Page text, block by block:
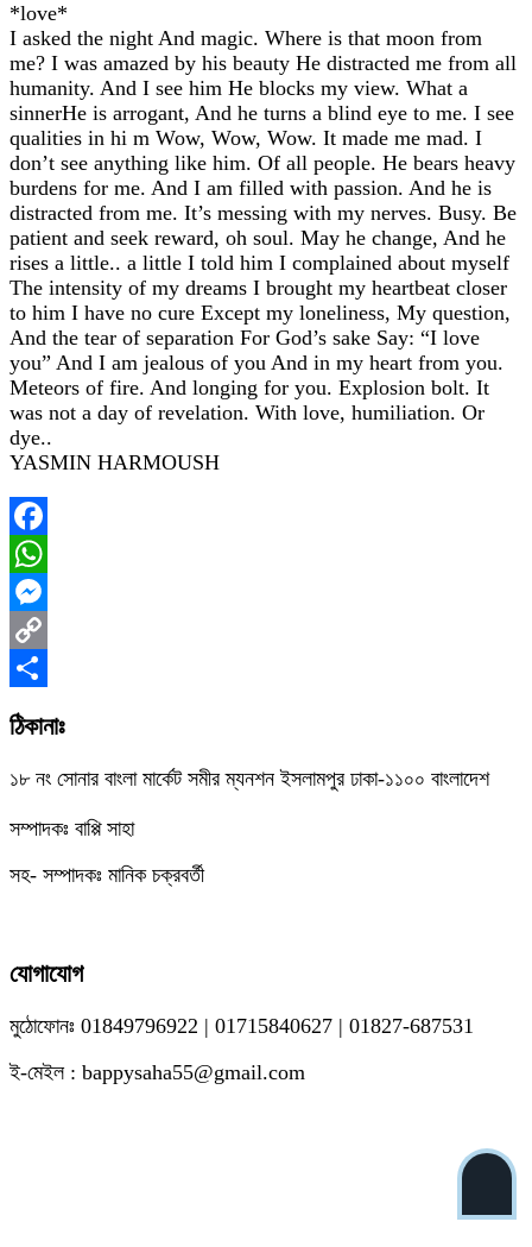
*love*
I asked the night And magic. Where is that moon from
me? I was amazed by his beauty He distracted me from all
humanity. And I see him He blocks my view. What a
sinnerHe is arrogant, And he turns a blind eye to me. I see
qualities in hi m Wow, Wow, Wow. It made me mad. I
don’t see anything like him. Of all people. He bears heavy
burdens for me. And I am filled with passion. And he is
distracted from me. It’s messing with my nerves. Busy. Be
patient and seek reward, oh soul. May he change, And he
rises a little.. a little I told him I complained about myself
The intensity of my dreams I brought my heartbeat closer
to him I have no cure Except my loneliness, My question,
And the tear of separation For God’s sake Say: “I love
you” And I am jealous of you And in my heart from you.
Meteors of fire. And longing for you. Explosion bolt. It
was not a day of revelation. With love, humiliation. Or
dye..
YASMIN HARMOUSH
Facebook
WhatsApp
Messenger
Copy
Link
Share
ঠিকানাঃ
১৮ নং সোনার বাংলা মার্কেট সমীর ম্যনশন ইসলামপুর ঢাকা-১১০০ বাংলাদেশ
সম্পাদকঃ বাপ্পি সাহা
সহ- সম্পাদকঃ মানিক চক্রবর্তী
যোগাযোগ
মুঠোফোনঃ 01849796922 | 01715840627 | 01827-687531
ই-মেইল : bappysaha55@gmail.com